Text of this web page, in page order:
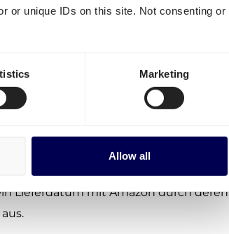
or unique IDs on this site. Not consenting or
Marketing
Allow all
zu versenden, folgen Sie diesen
erstellen
- ohne Verpflichtungen, keine
noch keine Zahlung erforderlich
Lieferdatum mit Amazon durch deren